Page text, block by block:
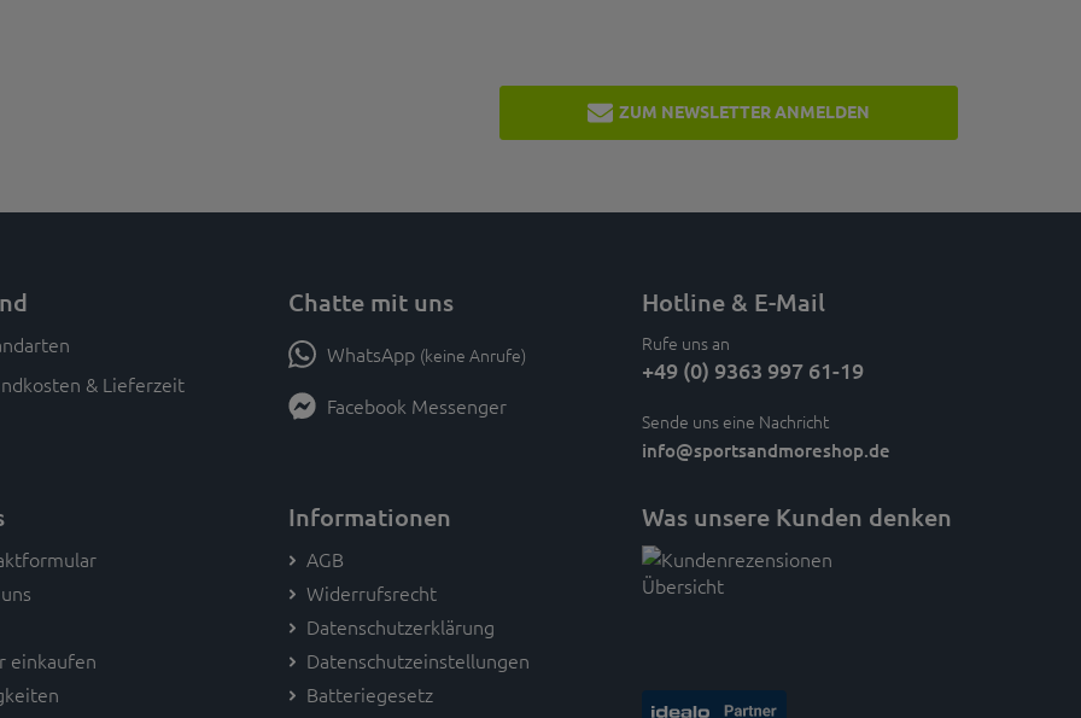
ZUM NEWSLETTER ANMELDEN
& Lieferzeit
Chatte mit uns
WhatsApp (keine Anrufe)
Facebook Messenger
Hotline & E-Mail
Rufe uns an
+49 (0) 9363 997 61-19
Sende uns eine Nachricht
info@sportsandmoreshop.de
einkaufen
Informationen
AGB
Widerrufsrecht
Datenschutzerklärung
Datenschutzeinstellungen
Batteriegesetz
Was unsere Kunden denken